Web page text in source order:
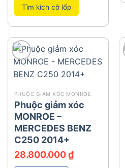
Tìm kích cỡ lốp
add
PHUỘC GIẢM XÓC MONROE
Phuộc giảm xóc
MONROE –
MERCEDES BENZ
C250 2014+
28.800.000₫